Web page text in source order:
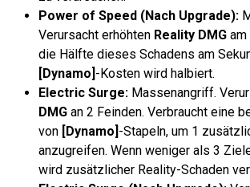
Power of Speed (Nach Upgrade):
Verursacht erhöhten Reality DMG am
die Hälfte dieses Schadens am
[Dynamo] -Kosten wird halbiert.
Electric Surge: Massenangriff.
DMG an 2 Feinden. Verbraucht eine
von [Dynamo] -Stapeln, um 1
anzugreifen. Wenn weniger als 3
wird zusätzlicher Reality-Schaden